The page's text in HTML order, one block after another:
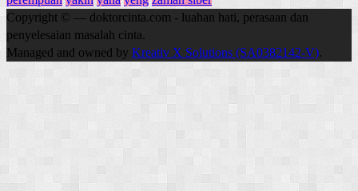
Copyright © — doktorcinta.com - luahan hati, perasaan dan
penyelesaian masalah cinta.
Managed and owned by Kreativ X Solutions (SA0382142-V).